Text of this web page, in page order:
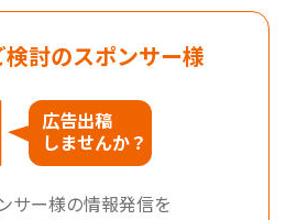
討のスポンサー様
広告出稿
しませんか？
サー様の情報発信を